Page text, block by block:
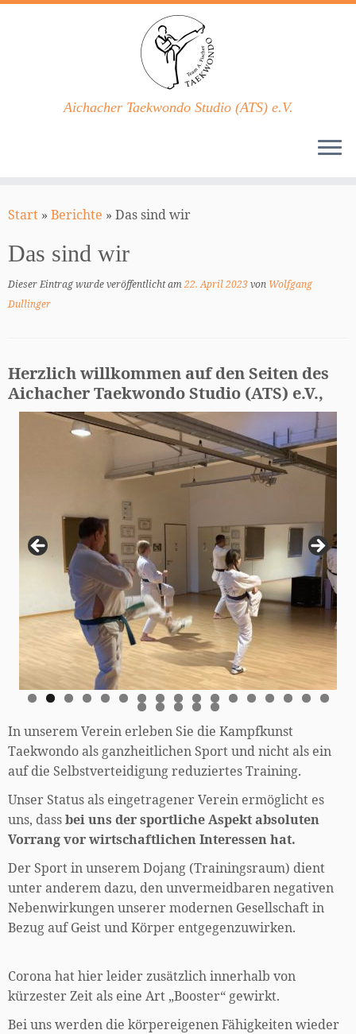
Inhalt
Aichacher Taekwondo Studio (ATS) e.V.
Start » Berichte » Das sind wir
Das sind wir
Dieser Eintrag wurde veröffentlicht am22. April 2023von Wolfgang
Dullinger
Herzlich willkommen auf den Seiten des
Aichacher Taekwondo Studio (ATS) e.V.,
8 9 0 1 2
In unserem Verein erleben Sie die Kampfkunst
Taekwondo als ganzheitlichen Sport und nicht als ein
auf die Selbstverteidigung reduziertes Training.
Unser Status als eingetragener Verein ermöglicht es
uns, dassbei uns der sportliche Aspekt absoluten
Vorrang vor wirtschaftlichen Interessen hat.
Der Sport in unserem Dojang (Trainingsraum) dient
unter anderem dazu, den unvermeidbaren negativen
Nebenwirkungen unserer modernen Gesellschaft in
Bezug auf Geist und Körper entgegenzuwirken.
Corona hat hier leider zusätzlich innerhalb von
kürzester Zeit als eine Art „Booster“ gewirkt.
Bei uns werden die körpereigenen Fähigkeiten wieder